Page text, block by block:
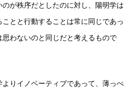
が秩序だとしたのに対し、陽明学は
とと行動することは常に同じであっ
わないのと同じだと考えるもので
りイノベーティブであって、薄っぺ